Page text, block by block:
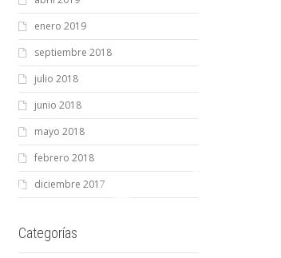
enero 2019
septiembre 2018
julio 2018
junio 2018
mayo 2018
febrero 2018
diciembre 2017
Categorías